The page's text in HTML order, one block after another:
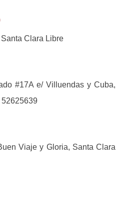
Clara Libre
#17A e/ Villuendas y Cuba,
Viaje y Gloria, Santa Clara